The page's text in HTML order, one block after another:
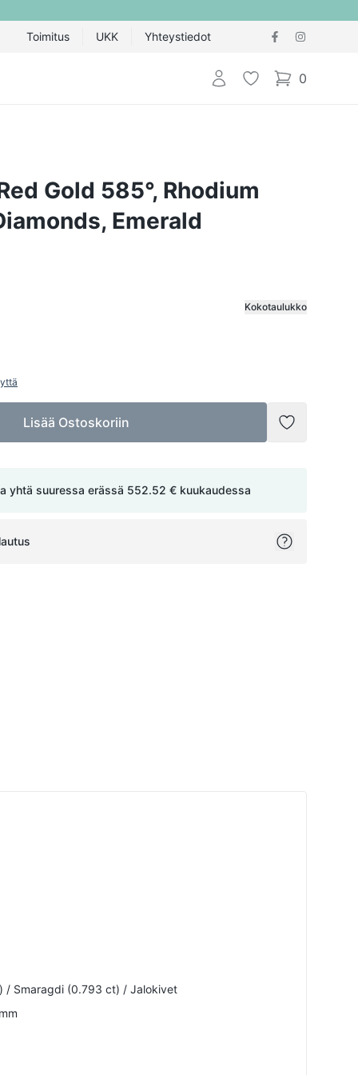
Toimitus UKK Yhteystiedot
Kirjaudu sisään
Toivelista 0
items in cart,
Gold 585°, Rhodium
Emerald
Kokotaulukko
Lisää Ostoskoriin
Lisää
yhtä suuressa erässä 552.52 € kuukaudessa
/ Smaragdi (0.793 ct) / Jalokivet